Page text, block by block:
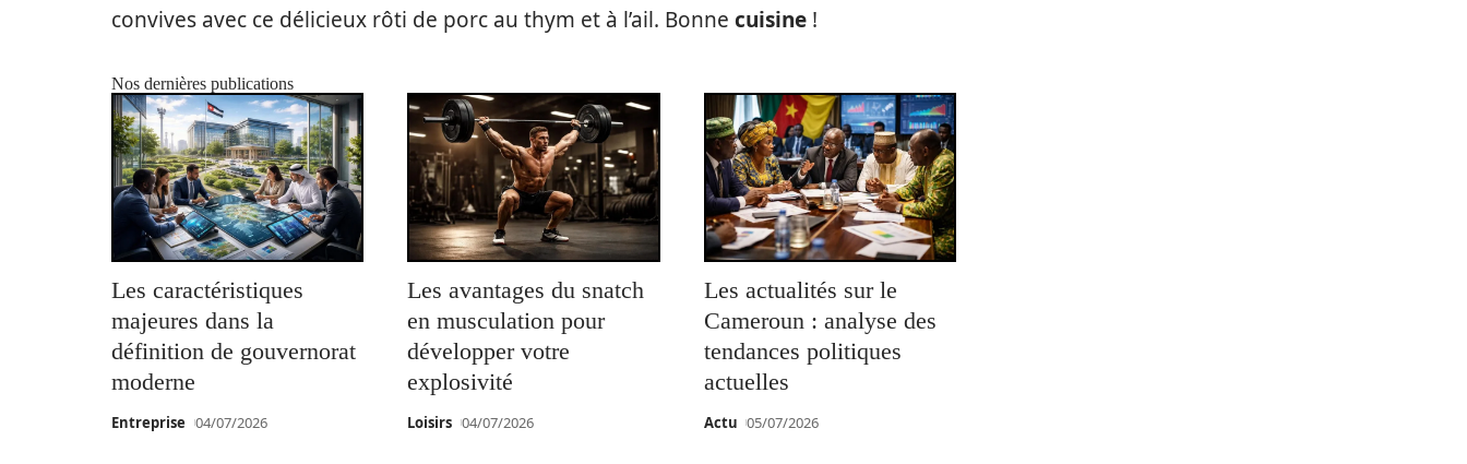
convives avec ce délicieux rôti de porc au thym et à l’ail. Bonne cuisine !
Nos dernières publications
Les caractéristiques
majeures dans la
définition de gouvernorat
moderne
Entreprise 04/07/2026
Les avantages du snatch
en musculation pour
développer votre
explosivité
Loisirs 04/07/2026
Les actualités sur le
Cameroun : analyse des
tendances politiques
actuelles
Actu 05/07/2026